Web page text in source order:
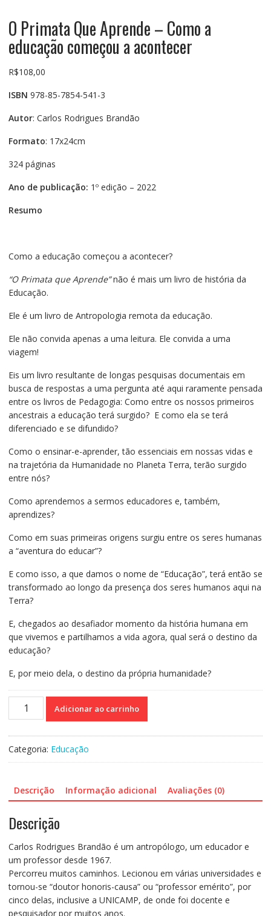
O Primata Que Aprende – Como a
educação começou a acontecer
R$108,00
ISBN 978-85-7854-541-3
Autor: Carlos Rodrigues Brandão
Formato: 17x24cm
324 páginas
Ano de publicação: 1º edição – 2022
Resumo
Como a educação começou a acontecer?
“O Primata que Aprende”não é mais um livro de história da
Educação.
Ele é um livro de Antropologia remota da educação.
Ele não convida apenas a uma leitura. Ele convida a uma
viagem!
Eis um livro resultante de longas pesquisas documentais em
busca de respostas a uma pergunta até aqui raramente pensada
entre os livros de Pedagogia: Como entre os nossos primeiros
ancestrais a educação terá surgido? E como ela se terá
diferenciado e se difundido?
Como o ensinar-e-aprender, tão essenciais em nossas vidas e
na trajetória da Humanidade no Planeta Terra, terão surgido
entre nós?
Como aprendemos a sermos educadores e, também,
aprendizes?
Como em suas primeiras origens surgiu entre os seres humanas
a “aventura do educar”?
E como isso, a que damos o nome de “Educação”, terá então se
transformado ao longo da presença dos seres humanos aqui na
Terra?
E, chegados ao desafiador momento da história humana em
que vivemos e partilhamos a vida agora, qual será o destino da
educação?
E, por meio dela, o destino da própria humanidade?
Primata
-
educação
a
acontecer
quantidade
Adicionar ao carrinho
Categoria: Educação
Descrição Informação adicional Avaliações (0)
Descrição
Carlos Rodrigues Brandão é um antropólogo, um educador e
um professor desde 1967.
Percorreu muitos caminhos. Lecionou em várias universidades e
tornou-se “doutor honoris-causa” ou “professor emérito”, por
cinco delas, inclusive a UNICAMP, de onde foi docente e
pesquisador por muitos anos.